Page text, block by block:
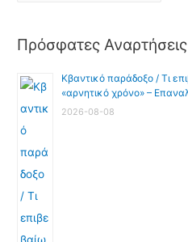
Πρόσφατες Αναρτήσεις
Κβαντικό παράδοξο / Τι
«αρνητικό χρόνο» –
2026-08-08